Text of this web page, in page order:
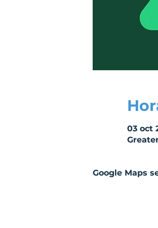
03 oct
Google Maps